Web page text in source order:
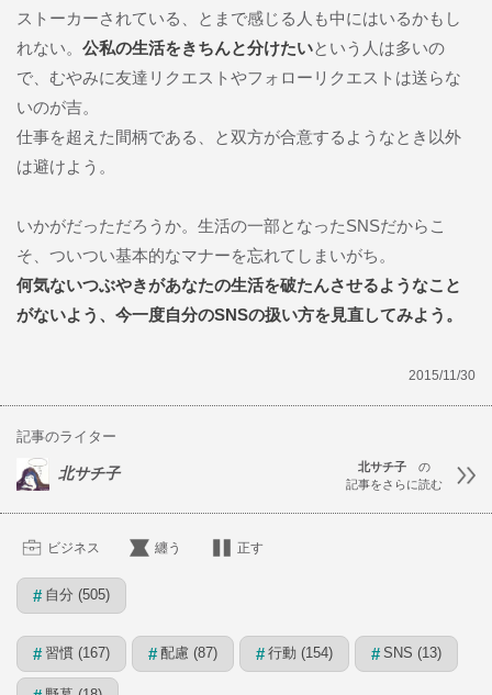
ストーカーされている、とまで感じる人も中にはいるかもし
れない。 公私の生活をきちんと分けたいという人は多いの
で、むやみに友達リクエストやフォローリクエストは送らな
いのが吉。
仕事を超えた間柄である、と双方が合意するようなとき以外
は避けよう。
いかがだっただろうか。生活の一部となったSNSだからこ
そ、ついつい基本的なマナーを忘れてしまいがち。
何気ないつぶやきがあなたの生活を破たんさせるようなこと
がないよう、今一度自分のSNSの扱い方を見直してみよう。
2015/11/30
記事のライター
北サチ子 北サチ子 の
記事をさらに読む
ビジネス 纏う 正す
# 自分 (505)
# 習慣 (167) # 配慮 (87) # 行動 (154) # SNS (13)